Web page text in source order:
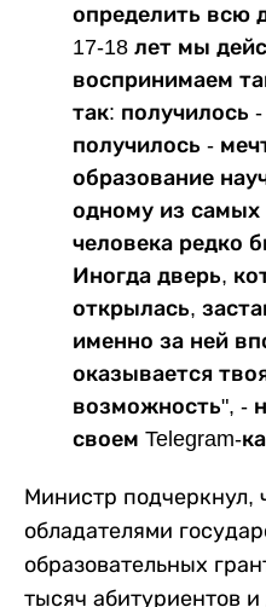
определить всю
17-18 лет мы
воспринимаем
так: получилось
получилось -
образование
одному из самых
человека редко
Иногда дверь,
открылась,
именно за ней
оказывается
возможность", -
своем Telegram-
Министр подчеркнул,
обладателями
образовательных
тысяч абитуриентов